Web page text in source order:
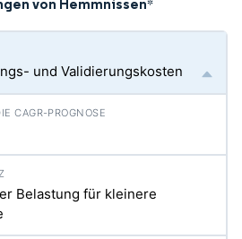
von Hemmnissen*
und Validierungskosten
Belastung für kleinere